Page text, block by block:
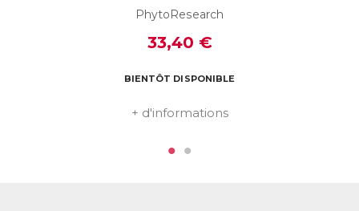
3664688000003
Télécharger la fiche produit
PhytoResearch
33,40 €
BIENTÔT DISPONIBLE
+ d'informations